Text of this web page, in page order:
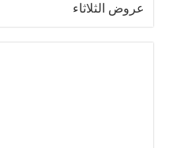
عروض الثلاثاء